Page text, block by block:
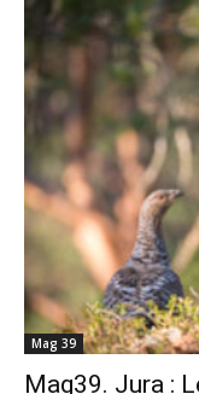
Mag 39
Mag39. Jura :